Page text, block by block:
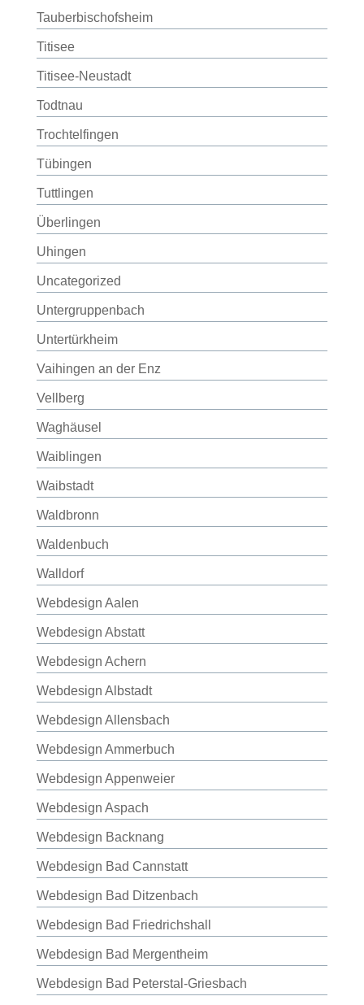
Tauberbischofsheim
Titisee
Titisee-Neustadt
Todtnau
Trochtelfingen
Tübingen
Tuttlingen
Überlingen
Uhingen
Uncategorized
Untergruppenbach
Untertürkheim
Vaihingen an der Enz
Vellberg
Waghäusel
Waiblingen
Waibstadt
Waldbronn
Waldenbuch
Walldorf
Webdesign Aalen
Webdesign Abstatt
Webdesign Achern
Webdesign Albstadt
Webdesign Allensbach
Webdesign Ammerbuch
Webdesign Appenweier
Webdesign Aspach
Webdesign Backnang
Webdesign Bad Cannstatt
Webdesign Bad Ditzenbach
Webdesign Bad Friedrichshall
Webdesign Bad Mergentheim
Webdesign Bad Peterstal-Griesbach